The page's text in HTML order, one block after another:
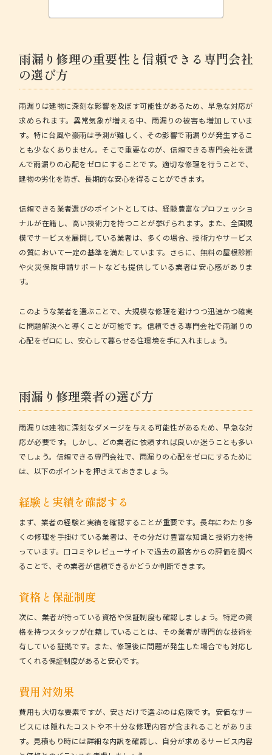
雨漏り修理の重要性と信頼できる専門会社
の選び方
雨漏りは建物に深刻な影響を及ぼす可能性があるため、早急な対応が
求められます。異常気象が増える中、雨漏りの被害も増加していま
す。特に台風や豪雨は予測が難しく、その影響で雨漏りが発生するこ
とも少なくありません。そこで重要なのが、信頼できる専門会社を選
んで雨漏りの心配をゼロにすることです。適切な修理を行うことで、
建物の劣化を防ぎ、長期的な安心を得ることができます。
信頼できる業者選びのポイント としては、経験豊富なプロフェッショ
ナルが在籍し、高い技術力を持つことが挙げられます。また、全国規
模でサービスを展開している業者は、多くの場合、技術力やサービス
の質において一定の基準を満たしています。さらに、無料の屋根診断
や火災保険申請サポートなども提供している業者は安心感がありま
す。
このような業者を選ぶことで、大規模な修理を避けつつ迅速かつ確実
に問題解決へと導くことが可能です。信頼できる専門会社で雨漏りの
心配をゼロにし、安心して暮らせる住環境を手に入れましょう。
雨漏り修理業者の選び方
雨漏りは建物に深刻なダメージを与える可能性があるため、早急な対
応が必要です。しかし、どの業者に依頼すれば良いか迷うことも多い
でしょう。信頼できる専門会社で、雨漏りの心配をゼロにするために
は、以下のポイントを押さえておきましょう。
経験と実績を確認する
まず、業者の経験と実績を確認することが重要です。長年にわたり多
くの修理を手掛けている業者は、その分だけ豊富な知識と技術力を持
っています。口コミやレビューサイトで過去の顧客からの評価を調べ
ることで、その業者が信頼できるかどうか判断できます。
資格と保証制度
次に、業者が持っている資格や保証制度も確認しましょう。特定の資
格を持つスタッフが在籍していることは、その業者が専門的な技術を
有している証拠です。また、修理後に問題が発生した場合でも対応し
てくれる保証制度があると安心です。
費用対効果
費用も大切な要素ですが、安さだけで選ぶのは危険です。安価なサー
ビスには隠れたコストや不十分な修理内容が含まれることがありま
す。見積もり時には詳細な内訳を確認し、自分が求めるサービス内容